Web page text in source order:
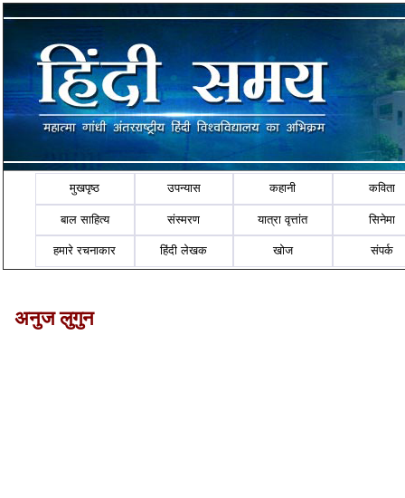
मुखपृष्ठ उपन्यास कहानी कविता
बाल साहित्य संस्मरण यात्रा वृत्तांत सिनेमा
हमारे रचनाकार हिंदी लेखक खोज संपर्क
अनुज लुगुन